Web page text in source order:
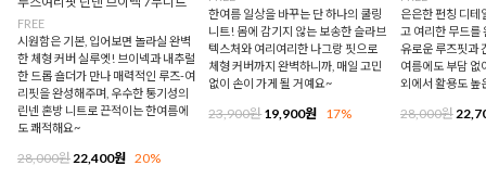
FREE
시원함은 기본, 입어보면 놀라실 완벽
한 체형 커버 실루엣! 브이넥과 내추럴
한 드롭 숄더가 만나 매력적인 루즈-여
리핏을 완성해주며, 우수한 통기성의
린넨 혼방 니트로 끈적이는 한여름에
도 쾌적해요~
28,000원22,400원 20%
한여름 일상을 바꾸는 단 하나의 쿨링
니트! 몸에 감기지 않는 보송한 슬라브
텍스처와 여리여리한 나그랑 핏으로
체형 커버까지 완벽하니까, 매일 고민
없이 손이 가게 될 거예요~
23,900원19,900원 17%
은은한 펀칭 디테
고 여리한 무드를
유로운 루즈핏과
여름에도 부담 없
외에서 활용도 높
28,000원